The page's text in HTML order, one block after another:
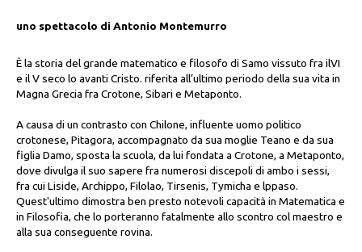
uno spettacolo di Antonio Montemurro
È la storia del grande matematico e filo­sofo di Samo vissuto fra ilVI
e il V seco­ lo avanti Cristo. riferita all’ultimo periodo della sua vita in
Magna Grecia fra Croto­ne, Sibari e Metaponto.
A causa di un contrasto con Chilone, in­fluente uomo politico
crotonese, Pitagora, accompagnato da sua moglie Teano e da sua
figlia Damo, sposta la scuola, da lui fondata a Crotone, a Metaponto,
dove di­vulga il suo sapere fra numerosi discepoli di ambo i sessi,
fra cui Liside, Archippo, Filolao, Tirsenis, Tymicha e lppaso.
Quest'ultimo dimostra ben presto notevoli capacità in Matematica e
in Filosofia, che lo porteranno fatalmente allo scontro col maestro e
alla sua conseguente rovina.